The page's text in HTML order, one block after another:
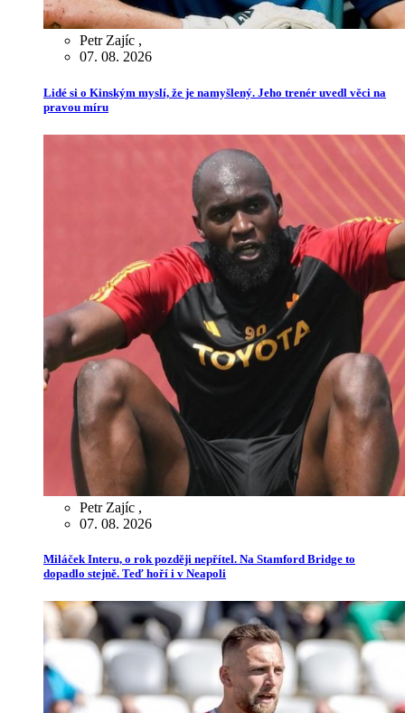
Petr Zajíc ,
07. 08. 2026
Lidé si o Kinským myslí, že je namyšlený. Jeho trenér uvedl věci na
pravou míru
Petr Zajíc ,
07. 08. 2026
Miláček Interu, o rok později nepřítel. Na Stamford Bridge to
dopadlo stejně. Teď hoří i v Neapoli